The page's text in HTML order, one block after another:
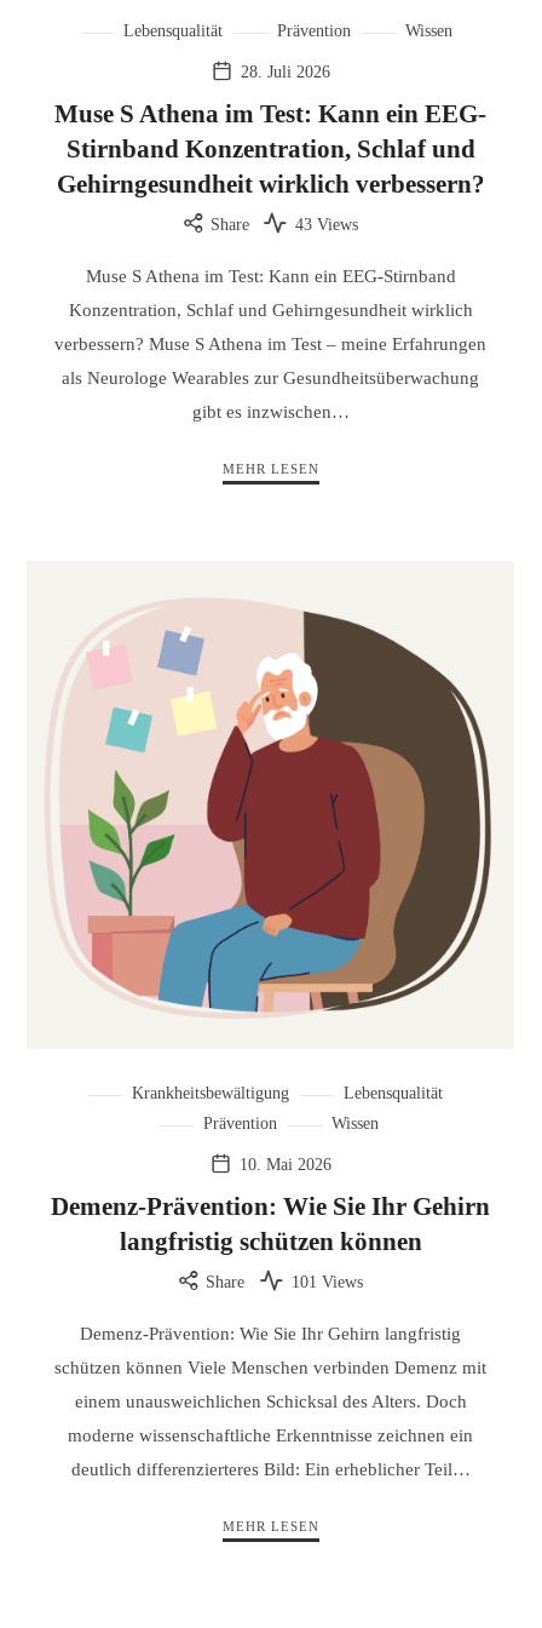
Lebensqualität Prävention Wissen
28. Juli 2026
Muse S Athena im Test: Kann ein EEG-
Stirnband Konzentration, Schlaf und
Gehirngesundheit wirklich verbessern?
Share 43 Views
Muse S Athena im Test: Kann ein EEG-Stirnband
Konzentration, Schlaf und Gehirngesundheit wirklich
verbessern? Muse S Athena im Test – meine Erfahrungen
als Neurologe Wearables zur Gesundheitsüberwachung
gibt es inzwischen…
MEHR LESEN
Krankheitsbewältigung
Lebensqualität
Prävention
Wissen
10. Mai 2026
Demenz-Prävention: Wie Sie Ihr Gehirn
langfristig schützen können
Share 101 Views
Demenz-Prävention: Wie Sie Ihr Gehirn langfristig
schützen können Viele Menschen verbinden Demenz mit
einem unausweichlichen Schicksal des Alters. Doch
moderne wissenschaftliche Erkenntnisse zeichnen ein
deutlich differenzierteres Bild: Ein erheblicher Teil…
MEHR LESEN